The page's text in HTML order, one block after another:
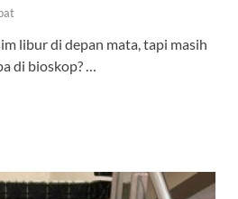
libur di depan mata, tapi masih
di bioskop? …